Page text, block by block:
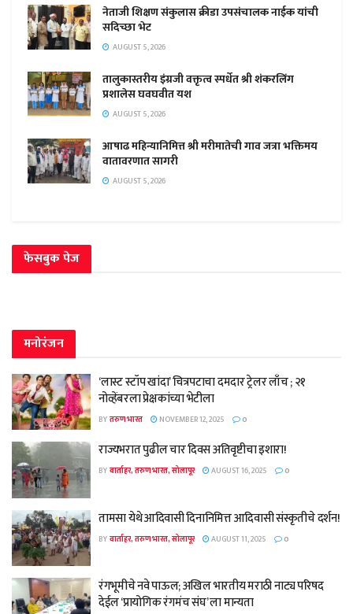
नेताजी शिक्षण संकुलास क्रीडा उपसंचालक नाईक यांची
सदिच्छा भेट
AUGUST 5, 2026
तालुकास्तरीय इंग्रजी वक्तृत्व स्पर्धेत श्री शंकरलिंग
प्रशालेस घवघवीत यश
AUGUST 5, 2026
आषाढ महिन्यानिमित्त श्री मरीमातेची गाव जत्रा भक्तिमय
वातावरणात सागरी
AUGUST 5, 2026
फेसबुक पेज
मनोरंजन
‘लास्ट स्टॉप खांदा’ चित्रपटाचा दमदार ट्रेलर लाँच ; २१
नोव्हेंबरला प्रेक्षकांच्या भेटीला
BYतरुण भारत NOVEMBER 12, 2025 0
राज्यभरात पुढील चार दिवस अतिवृष्टीचा इशारा!
BYवार्ताहर, तरुण भारत, सोलापूर AUGUST 16, 2025 0
तामसा येथे आदिवासी दिनानिमित्त आदिवासी संस्कृतीचे दर्शन!
BYवार्ताहर, तरुण भारत, सोलापूर AUGUST 11, 2025 0
रंगभूमीचे नवे पाऊल; अखिल भारतीय मराठी नाट्य परिषद
देईल ‘प्रायोगिक रंगमंच संघ’ ला मान्यता